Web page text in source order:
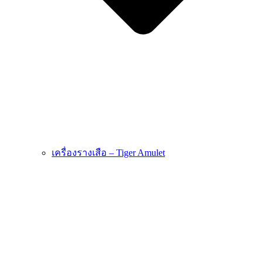
เครื่องรางเสือ – Tiger Amulet